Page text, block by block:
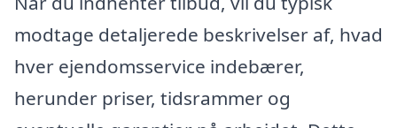
modtage detaljerede beskrivelser af, hvad
hver ejendomsservice indebærer,
herunder priser, tidsrammer og